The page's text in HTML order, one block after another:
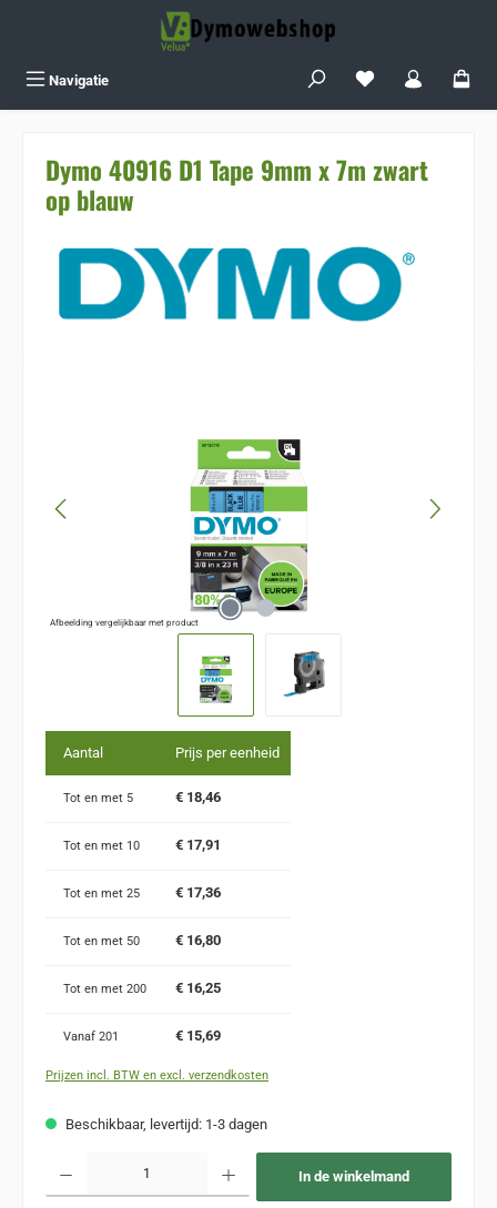
Navigatie Je hebt 0 items op
Dymo 40916 D1 Tape 9mm x 7m zwart
op blauw
Afbeelding vergelijkbaar met product
Aantal Prijs per eenheid
Tot en met 5 € 18,46
Tot en met 10 € 17,91
Tot en met 25 € 17,36
Tot en met 50 € 16,80
Tot en met 200 € 16,25
Vanaf 201 € 15,69
Prijzen incl. BTW en excl. verzendkosten
Beschikbaar, levertijd: 1-3 dagen
In de winkelmand